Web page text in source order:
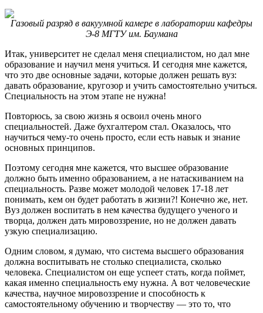
Газовый разряд в вакуумной камере в лаборатории кафедры
Э-8 МГТУ им. Баумана
Итак, университет не сделал меня специалистом, но дал мне
образование и научил меня учиться. И сегодня мне кажется,
что это две основные задачи, которые должен решать вуз:
давать образование, кругозор и учить самостоятельно учиться.
Специальность на этом этапе не нужна!
Повторюсь, за свою жизнь я освоил очень много
специальностей. Даже бухгалтером стал. Оказалось, что
научиться чему-то очень просто, если есть навык и знание
основных принципов.
Поэтому сегодня мне кажется, что высшее образование
должно быть именно образованием, а не натаскиванием на
специальность. Разве может молодой человек 17-18 лет
понимать, кем он будет работать в жизни?! Конечно же, нет.
Вуз должен воспитать в нем качества будущего ученого и
творца, должен дать мировоззрение, но не должен давать
узкую специализацию.
Одним словом, я думаю, что система высшего образования
должна воспитывать не столько специалиста, сколько
человека. Специалистом он еще успеет стать, когда поймет,
какая именно специальность ему нужна. А вот человеческие
качества, научное мировоззрение и способность к
самостоятельному обучению и творчеству — это то, что